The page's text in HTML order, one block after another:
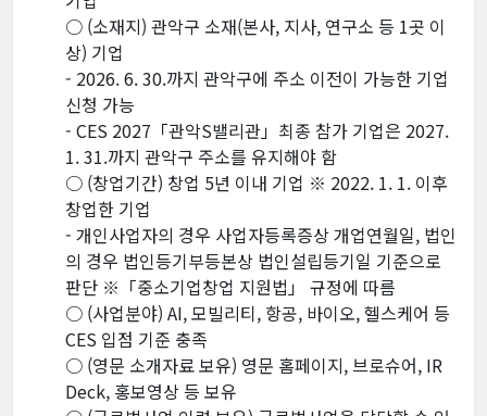
○ (소재지) 관악구 소재(본사, 지사, 연구소 등 1곳 이
상) 기업
- 2026. 6. 30.까지 관악구에 주소 이전이 가능한 기업
신청 가능
- CES 2027「관악S밸리관」최종 참가 기업은 2027.
1. 31.까지 관악구 주소를 유지해야 함
○ (창업기간) 창업 5년 이내 기업 ※ 2022. 1. 1. 이후
창업한 기업
- 개인사업자의 경우 사업자등록증상 개업연월일, 법인
의 경우 법인등기부등본상 법인설립등기일 기준으로
판단 ※「중소기업창업 지원법」 규정에 따름
○ (사업분야) AI, 모빌리티, 항공, 바이오, 헬스케어 등
CES 입점 기준 충족
○ (영문 소개자료 보유) 영문 홈페이지, 브로슈어, IR
Deck, 홍보영상 등 보유